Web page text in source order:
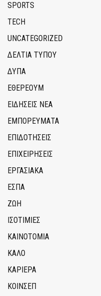
SPORTS
TECH
UNCATEGORIZED
ΔΕΛΤΙΑ ΤΥΠΟΥ
ΔΥΠΑ
ΕΘΈΡΕΟΥΜ
ΕΙΔΗΣΕΙΣ ΝΕΑ
ΕΜΠΟΡΕΥΜΑΤΑ
ΕΠΙΔΟΤΗΣΕΙΣ
ΕΠΙΧΕΙΡΗΣΕΙΣ
ΕΡΓΑΣΙΑΚΑ
ΕΣΠΑ
ΖΩΗ
ΙΣΟΤΙΜΙΕΣ
ΚΑΙΝΟΤΟΜΊΑ
ΚΑΛΟ
ΚΑΡΙΕΡΑ
ΚΟΙΝΣΕΠ